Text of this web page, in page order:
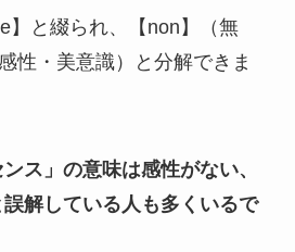
】と綴られ、【non】（無
性・美意識）と分解できま
ス」の意味は感性がない、
解している人も多くいるで